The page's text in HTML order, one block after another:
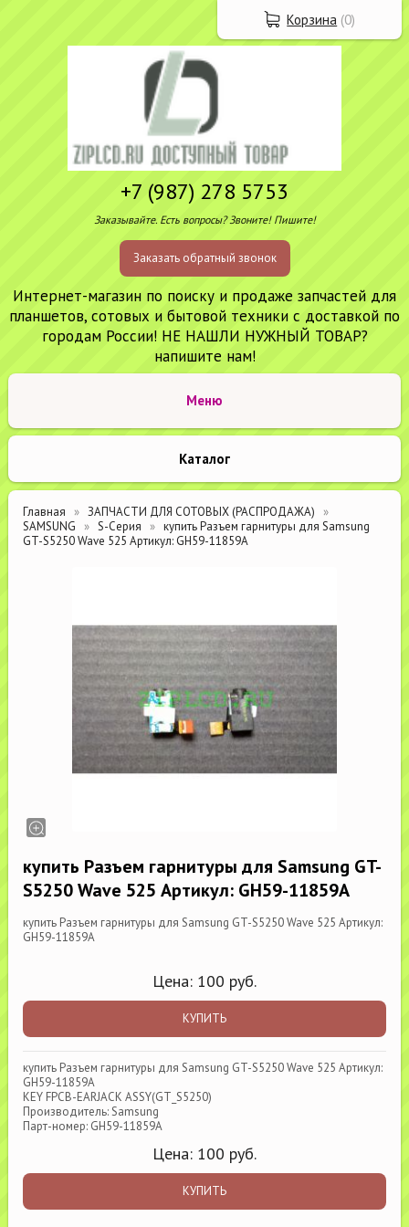
+7 (987) 278 5753
Заказывайте. Есть вопросы? Звоните! Пишите!
Заказать обратный звонок
Интернет-магазин по поиску и продаже запчастей для
планшетов, сотовых и бытовой техники с доставкой по
городам России! НЕ НАШЛИ НУЖНЫЙ ТОВАР?
напишите нам!
Каталог
Главная
ЗАПЧАСТИ ДЛЯ СОТОВЫХ (РАСПРОДАЖА)
SAMSUNG
S-Серия
купить Разъем гарнитуры для Samsung
GT-S5250 Wave 525 Артикул: GH59-11859A
купить Разъем гарнитуры для Samsung GT-
S5250 Wave 525 Артикул: GH59-11859A
купить Разъем гарнитуры для Samsung GT-S5250 Wave 525 Артикул:
GH59-11859A
Цена: 100 руб.
КУПИТЬ
купить Разъем гарнитуры для Samsung GT-S5250 Wave 525 Артикул:
GH59-11859A
KEY FPCB-EARJACK ASSY(GT_S5250)
Производитель: Samsung
Парт-номер: GH59-11859A
Цена: 100 руб.
КУПИТЬ
Корзина (0)